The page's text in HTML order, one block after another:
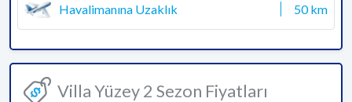
Havalimanına Uzaklık 50 km
Villa Yüzey 2 Sezon Fiyatları